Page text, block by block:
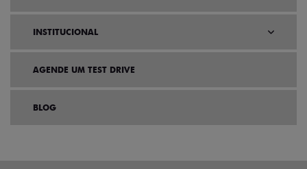
INSTITUCIONAL
AGENDE UM TEST DRIVE
BLOG